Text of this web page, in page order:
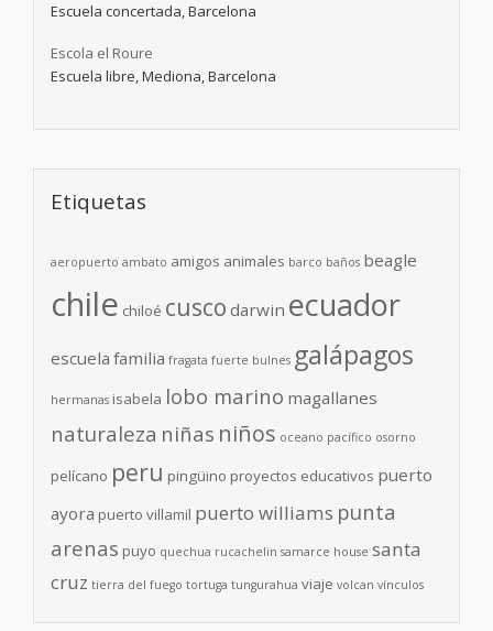
Escuela concertada, Barcelona
Escola el Roure
Escuela libre, Mediona, Barcelona
Etiquetas
aeropuerto ambato amigos animales barco baños beagle
chile chiloé cusco darwin ecuador
escuela familia fragata fuerte bulnes galápagos
hermanas isabela lobo marino magallanes
naturaleza niñas niños oceano pacífico osorno
pelícano peru pingüino proyectos educativos puerto
ayora puerto villamil puerto williams punta
arenas puyo quechua rucachelin samarce house santa
cruz tierra del fuego tortuga tungurahua viaje volcan vínculos